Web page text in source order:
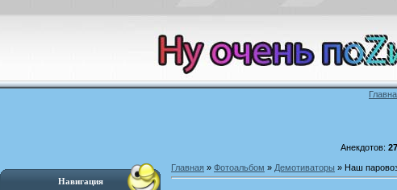
Анекдотов:
Навигация
Главная » Фотоальбом » Демотиваторы » Наш